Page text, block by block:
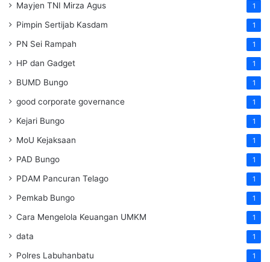
Mayjen TNI Mirza Agus 1
Pimpin Sertijab Kasdam 1
PN Sei Rampah 1
HP dan Gadget 1
BUMD Bungo 1
good corporate governance 1
Kejari Bungo 1
MoU Kejaksaan 1
PAD Bungo 1
PDAM Pancuran Telago 1
Pemkab Bungo 1
Cara Mengelola Keuangan UMKM 1
data 1
Polres Labuhanbatu 1